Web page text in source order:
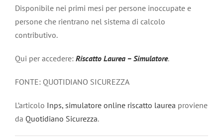
Disponibile nei primi mesi per persone inoccupate e
persone che rientrano nel sistema di calcolo
contributivo.
Qui per accedere: Riscatto Laurea – Simulatore.
FONTE: QUOTIDIANO SICUREZZA
L’articolo Inps, simulatore online riscatto laurea proviene
da Quotidiano Sicurezza.